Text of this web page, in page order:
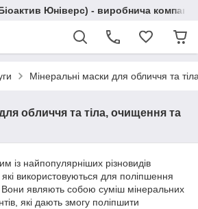
Юніверс) - виробнича
Мінеральні маски для обличчя та
обличчя та тіла, очищення та
із найпопулярніших різновидів
використовуються для поліпшення
Вони являють собою суміш мінеральних
які дають змогу поліпшити